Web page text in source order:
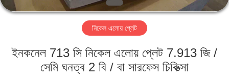
কারখানা
নিকেল এলোয় প্লেট
ইনকনেল 713 সি নিকেল এলোয় প্লেট 7.913 জি /
সেমি ঘনত্ব 2 বি / বা সারফেস চিকিত্সা